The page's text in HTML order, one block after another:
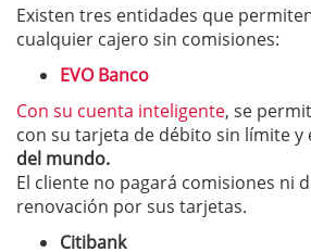
Existen tres entidades que
cualquier cajero sin comisiones:
EVO Banco
Con su cuenta inteligente, se
con su tarjeta de débito sin límite y
del mundo.
El cliente no pagará comisiones ni
renovación por sus tarjetas.
Citibank